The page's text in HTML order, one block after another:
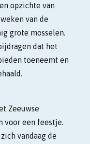
opzichte van
van de
grote mosselen.
dat het
toeneemt en
Zeeuwse
voor een feestje.
vandaag de